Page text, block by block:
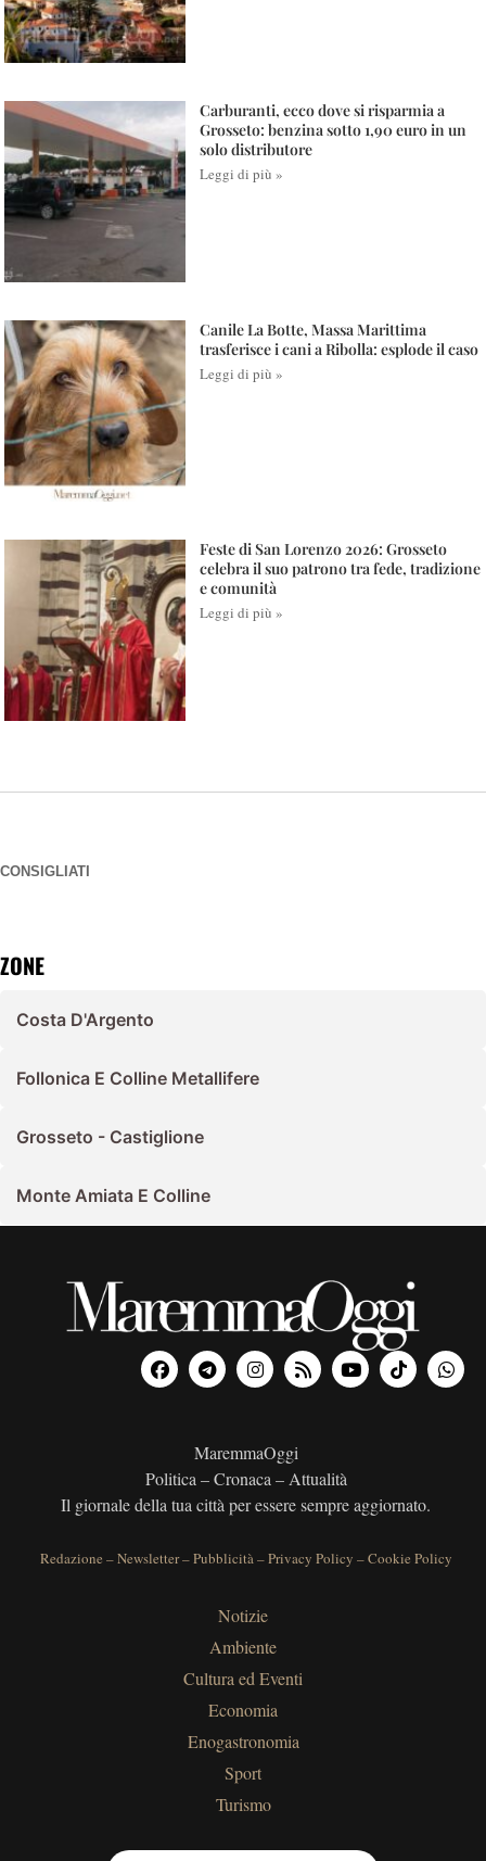
Carburanti, ecco dove si risparmia a
Grosseto: benzina sotto 1,90 euro in un
solo distributore
Leggi di più »
Canile La Botte, Massa Marittima
trasferisce i cani a Ribolla: esplode il caso
Leggi di più »
Feste di San Lorenzo 2026: Grosseto
celebra il suo patrono tra fede, tradizione
e comunità
Leggi di più »
CONSIGLIATI
ZONE
Costa D'Argento
Follonica E Colline Metallifere
Grosseto - Castiglione
Monte Amiata E Colline
MaremmaOggi
Politica – Cronaca – Attualità
Il giornale della tua città per essere sempre aggiornato.
Redazione –Newsletter–Pubblicità–Privacy Policy –Cookie Policy
Notizie
Ambiente
Cultura ed Eventi
Economia
Enogastronomia
Sport
Turismo